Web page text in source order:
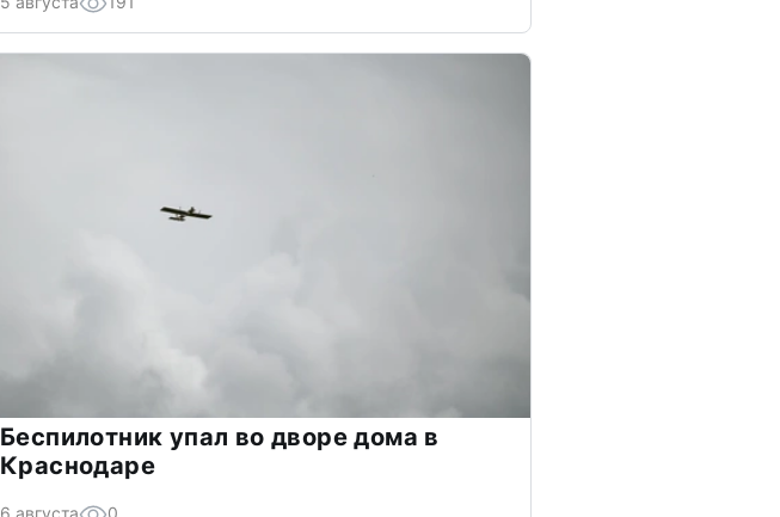
Беспилотник упал во дворе дома в
Краснодаре
6 августа 0